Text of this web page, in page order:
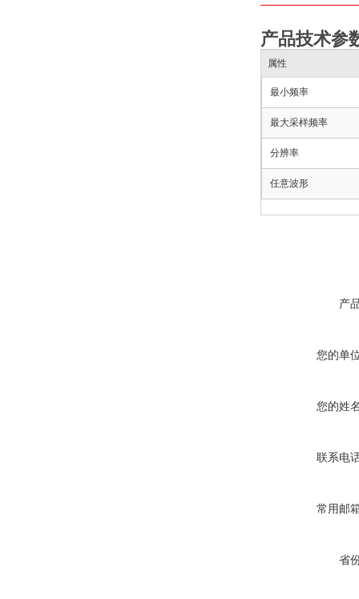
产品技术参
属性
最小频率
最大采样频率
分辨率
任意波形
产
您的单
您的姓
联系电
常用邮
省